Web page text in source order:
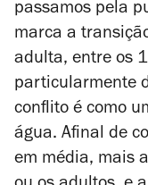
passamos pela
marca a
adulta, entre os
particularmente
conflito é como
água. Afinal de
em média, mais